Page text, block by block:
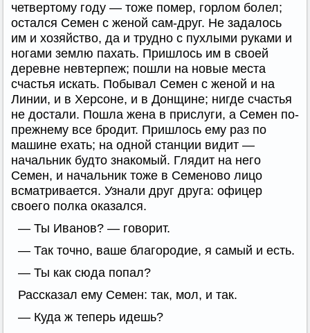
четвертому году — тоже помер, горлом болел;
остался Семен с женой сам-друг. Не задалось
им и хозяйство, да и трудно с пухлыми руками и
ногами землю пахать. Пришлось им в своей
деревне невтерпеж; пошли на новые места
счастья искать. Побывал Семен с женой и на
Линии, и в Херсоне, и в Донщине; нигде счастья
не достали. Пошла жена в прислуги, а Семен по-
прежнему все бродит. Пришлось ему раз по
машине ехать; на одной станции видит —
начальник будто знакомый. Глядит на него
Семен, и начальник тоже в Семеново лицо
всматривается. Узнали друг друга: офицер
своего полка оказался.
— Ты Иванов? — говорит.
— Так точно, ваше благородие, я самый и есть.
— Ты как сюда попал?
Рассказал ему Семен: так, мол, и так.
— Куда ж теперь идешь?